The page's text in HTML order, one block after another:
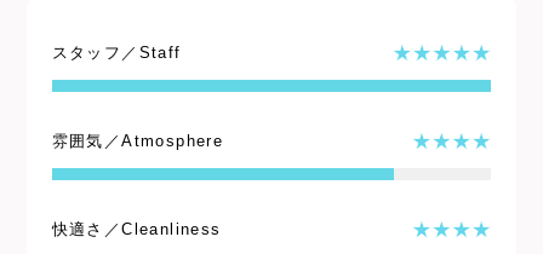
スタッフ／Staff
雰囲気／Atmosphere
快適さ／Cleanliness